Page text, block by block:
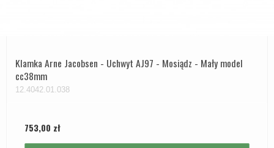
Klamka Arne Jacobsen - Uchwyt AJ97 - Mosiądz - Mały model
cc38mm
12.4042.01.038
753,00 zł